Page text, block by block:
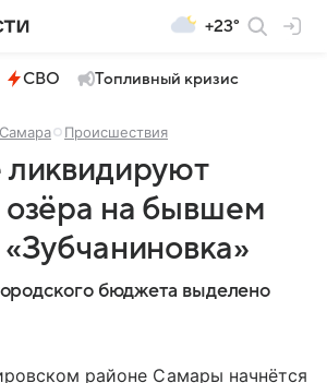
+23°
СВО Топливный кризис
Происшествия
озёра на бывшем
бюджета выделено
районе Самары начнётся